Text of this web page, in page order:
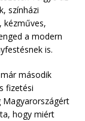
színházi
kézműves,
a modern
is.
második
fizetési
Magyarországért
hogy miért